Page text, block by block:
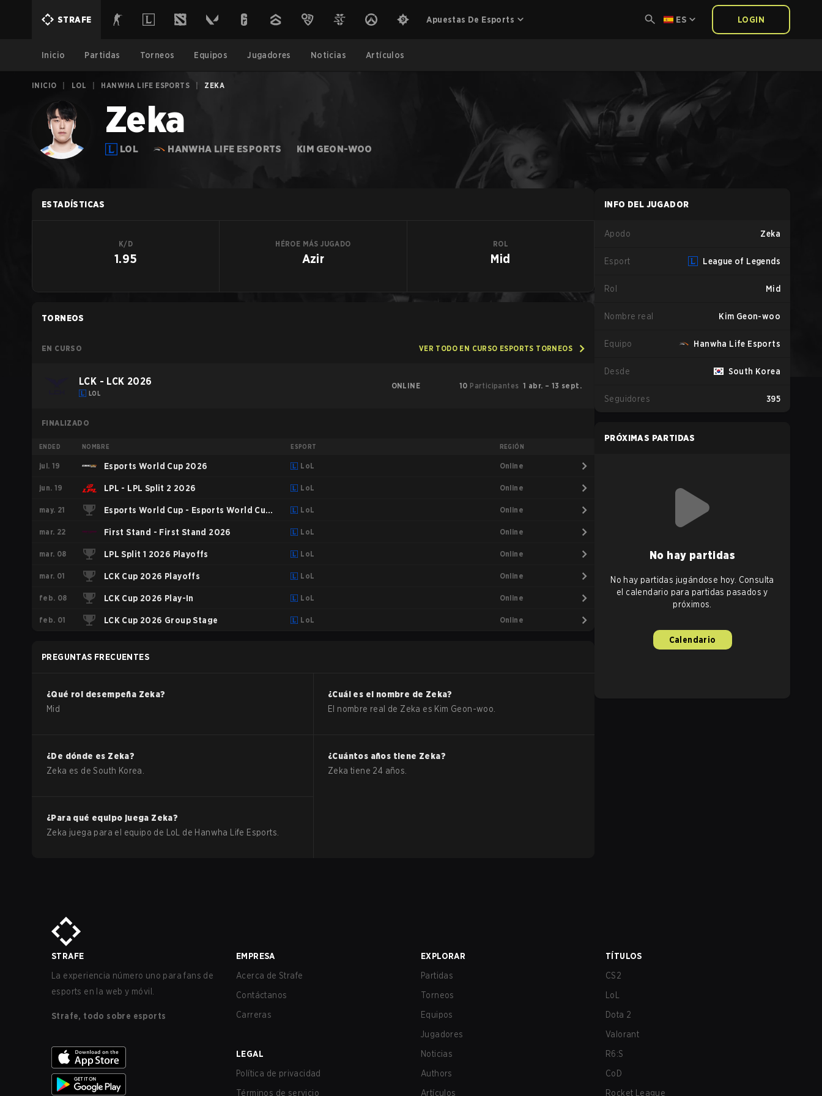
STRAFE Apuestas De Esports ES LOGIN
Inicio Partidas Torneos Equipos Jugadores Noticias Artículos
INICIO LOL HANWHA LIFE ESPORTS ZEKA
Zeka
LOL HANWHA LIFE ESPORTS KIM GEON-WOO
ESTADÍSTICAS
K/D
1.95
HÉROE MÁS JUGADO
Azir
ROL
Mid
TORNEOS
EN CURSO VER TODO EN CURSO ESPORTS TORNEOS
LCK - LCK 2026
LOL
ONLINE 10 Participantes 1 abr. – 13 sept.
FINALIZADO
ENDED NOMBRE ESPORT REGIÓN
jul. 19 Esports World Cup 2026 LoL Online
jun. 19 LPL - LPL Split 2 2026 LoL Online
may. 21 Esports World Cup - Esports World Cup
China Qualifier
LoL Online
mar. 22 First Stand - First Stand 2026 LoL Online
mar. 08 LPL Split 1 2026 Playoffs LoL Online
mar. 01 LCK Cup 2026 Playoffs LoL Online
feb. 08 LCK Cup 2026 Play-In LoL Online
feb. 01 LCK Cup 2026 Group Stage LoL Online
PREGUNTAS FRECUENTES
¿Qué rol desempeña Zeka?
Mid
¿Cuál es el nombre de Zeka?
El nombre real de Zeka es Kim Geon-woo
¿De dónde es Zeka?
Zeka es deSouth Korea
¿Cuántos años tiene Zeka?
Zeka tiene 24 años.
¿Para qué equipo juega Zeka?
Zeka juega para el equipo de LoL de Hanwha Life Esports
INFO DEL JUGADOR
Apodo Zeka
Esport League of Legends
Rol Mid
Nombre real Kim Geon-woo
Equipo Hanwha Life Esports
Desde South Korea
Seguidores 395
PRÓXIMAS PARTIDAS
No hay partidas
No hay partidas jugándose hoy. Consulta
el calendario para partidas pasados y
próximos.
Calendario
STRAFE
La experiencia número uno para fans de
esports en la web y móvil.
Strafe, todo sobre esports
EMPRESA
Acerca de Strafe
Contáctanos
Carreras
LEGAL
Política de privacidad
Términos de servicio
EXPLORAR
Partidas
Torneos
Equipos
Jugadores
Noticias
Authors
Artículos
TÍTULOS
CS2
LoL
Dota 2
Valorant
R6:S
CoD
Rocket League